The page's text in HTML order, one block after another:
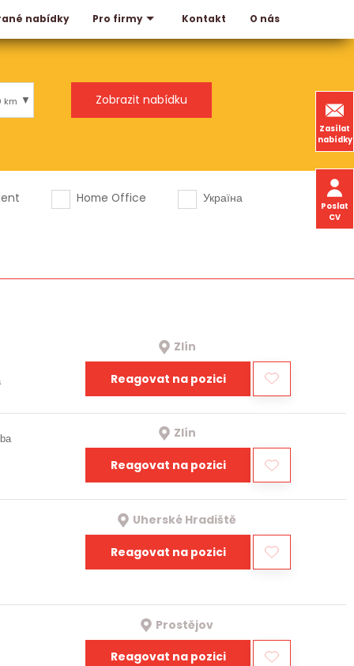
nabídky Pro firmy Kontakt O nás
Zasílat
nabídky
Poslat
CV
km
Home Office Україна
Zlín
Reagovat na pozici
Zlín
Reagovat na pozici
Uherské Hradiště
Reagovat na pozici
Prostějov
Reagovat na pozici